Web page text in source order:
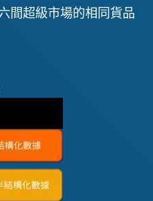
間超級市場的相同貨品